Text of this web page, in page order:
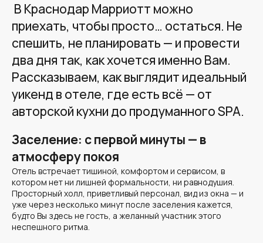
В Краснодар Марриотт можно
приехать, чтобы просто… остаться. Не
спешить, не планировать — и провести
два дня так, как хочется именно Вам.
Рассказываем, как выглядит идеальный
уикенд в отеле, где есть всё — от
авторской кухни до продуманного SPA.
Заселение: с первой минуты — в
атмосферу покоя
Отель встречает тишиной, комфортом и сервисом, в
котором нет ни лишней формальности, ни равнодушия.
Просторный холл, приветливый персонал, вид из окна — и
уже через несколько минут после заселения кажется,
будто Вы здесь не гость, а желанный участник этого
неспешного ритма.